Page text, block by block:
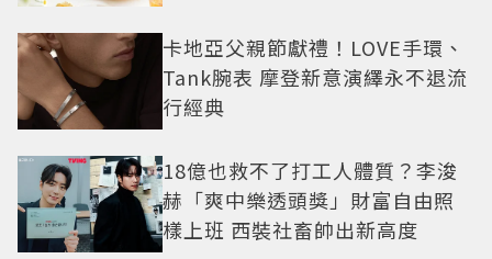
卡地亞父親節獻禮！LOVE手環、
Tank腕表 摩登新意演繹永不退流
行經典
18億也救不了打工人體質？李浚
赫「爽中樂透頭獎」財富自由照
樣上班 西裝社畜帥出新高度